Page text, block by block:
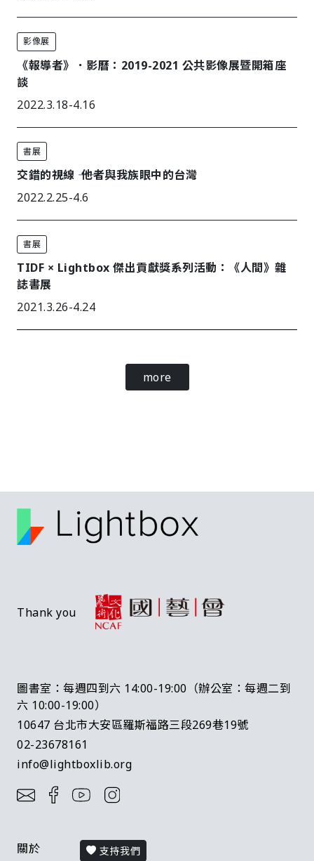
影像展
《報導者》．影曆：2019-2021 公共影像展暨開箱座
談
2022.3.18-4.16
書展
交錯的視線 ―― 他者與我族眼中的台灣
2022.2.25-4.6
書展
TIDF × Lightbox 傑出貢獻獎系列活動：《人間》雜
誌書展
2021.3.26-4.24
more
Thank you
圖書室：每週四到六 14:00-19:00（辦公室：每週二到
六 10:00-19:00）
10647 台北市大安區羅斯福路三段269巷19號
02-23678161
info@lightboxlib.org
關於 支持我們